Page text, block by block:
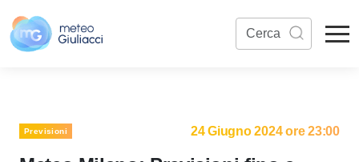
Previsioni 24 Giugno 2024 ore 23:00